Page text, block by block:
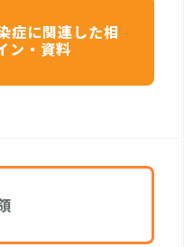
症に関連した相
ン・資料